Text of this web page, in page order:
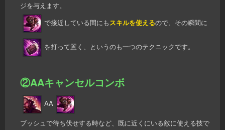
ジを与えます。
で接近している間にもスキルを使えるので、その瞬間に
を打って置く、というのも一つのテクニックです。
②AAキャンセルコンボ
AA
ブッシュで待ち伏せする時など、既に近くにいる敵に使える技で